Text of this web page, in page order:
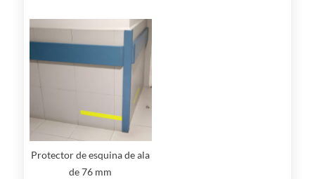
Protector de esquina de ala
de 76 mm